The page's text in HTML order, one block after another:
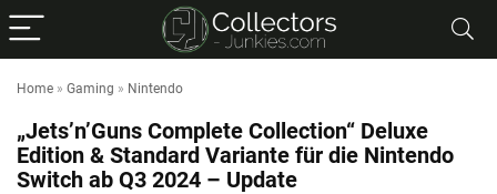
Home » Gaming » Nintendo
„Jets’n’Guns Complete Collection“ Deluxe
Edition & Standard Variante für die Nintendo
Switch ab Q3 2024 – Update